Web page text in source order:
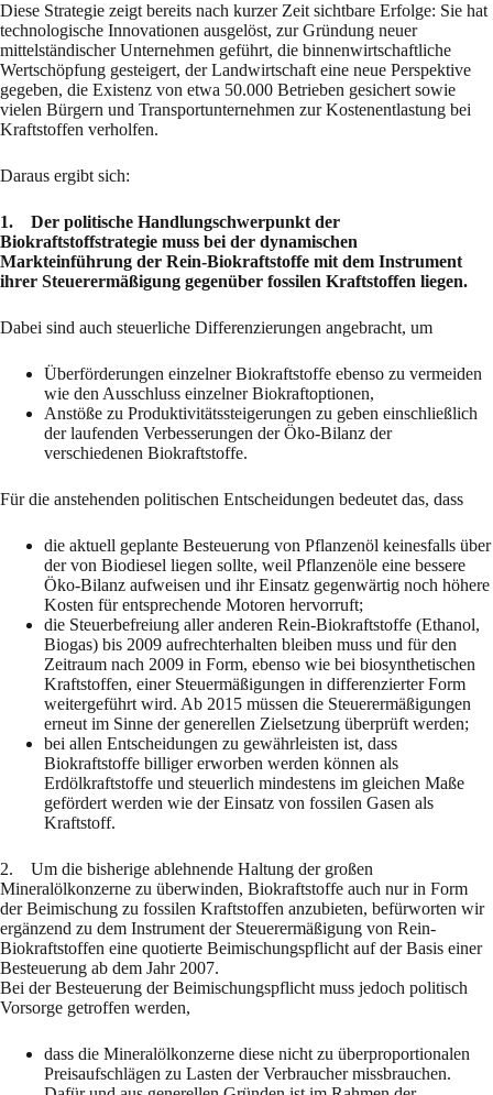
Diese Strategie zeigt bereits nach kurzer Zeit sichtbare Erfolge: Sie hat
technologische Innovationen ausgelöst, zur Gründung neuer
mittelständischer Unternehmen geführt, die binnenwirtschaftliche
Wertschöpfung gesteigert, der Landwirtschaft eine neue Perspektive
gegeben, die Existenz von etwa 50.000 Betrieben gesichert sowie
vielen Bürgern und Transportunternehmen zur Kostenentlastung bei
Kraftstoffen verholfen.
Daraus ergibt sich:
1. Der politische Handlungschwerpunkt der
Biokraftstoffstrategie muss bei der dynamischen
Markteinführung der Rein-Biokraftstoffe mit dem Instrument
ihrer Steuerermäßigung gegenüber fossilen Kraftstoffen liegen.
Dabei sind auch steuerliche Differenzierungen angebracht, um
Überförderungen einzelner Biokraftstoffe ebenso zu vermeiden
wie den Ausschluss einzelner Biokraftoptionen,
Anstöße zu Produktivitätssteigerungen zu geben einschließlich
der laufenden Verbesserungen der Öko-Bilanz der
verschiedenen Biokraftstoffe.
Für die anstehenden politischen Entscheidungen bedeutet das, dass
die aktuell geplante Besteuerung von Pflanzenöl keinesfalls über
der von Biodiesel liegen sollte, weil Pflanzenöle eine bessere
Öko-Bilanz aufweisen und ihr Einsatz gegenwärtig noch höhere
Kosten für entsprechende Motoren hervorruft;
die Steuerbefreiung aller anderen Rein-Biokraftstoffe (Ethanol,
Biogas) bis 2009 aufrechterhalten bleiben muss und für den
Zeitraum nach 2009 in Form, ebenso wie bei biosynthetischen
Kraftstoffen, einer Steuermäßigungen in differenzierter Form
weitergeführt wird. Ab 2015 müssen die Steuerermäßigungen
erneut im Sinne der generellen Zielsetzung überprüft werden;
bei allen Entscheidungen zu gewährleisten ist, dass
Biokraftstoffe billiger erworben werden können als
Erdölkraftstoffe und steuerlich mindestens im gleichen Maße
gefördert werden wie der Einsatz von fossilen Gasen als
Kraftstoff.
2. Um die bisherige ablehnende Haltung der großen
Mineralölkonzerne zu überwinden, Biokraftstoffe auch nur in Form
der Beimischung zu fossilen Kraftstoffen anzubieten, befürworten wir
ergänzend zu dem Instrument der Steuerermäßigung von Rein-
Biokraftstoffen eine quotierte Beimischungspflicht auf der Basis einer
Besteuerung ab dem Jahr 2007.
Bei der Besteuerung der Beimischungspflicht muss jedoch politisch
Vorsorge getroffen werden,
dass die Mineralölkonzerne diese nicht zu überproportionalen
Preisaufschlägen zu Lasten der Verbraucher missbrauchen.